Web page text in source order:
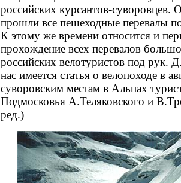
российских курсантов-суворовцев.
прошли все пешеходные перевалы
К этому же времени относится и
прохождение всех перевалов
российских велотуристов под рук.
нас имеется статья о велопоходе в
суворовским местам в Альпах
Подмосковья А.Теляковского и
ред.)